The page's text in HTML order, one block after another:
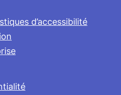
d’accessibilité